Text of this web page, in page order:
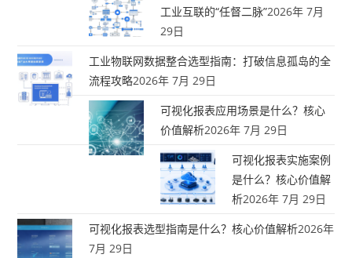
工业互联的“任督二脉”2026年 7月
29日
工业物联网数据整合选型指南：打破信息孤岛的全
流程攻略2026年 7月 29日
可视化报表应用场景是什么？核心
价值解析2026年 7月 29日
可视化报表实施案例
是什么？核心价值解
析2026年 7月 29日
可视化报表选型指南是什么？核心价值解析2026年
7月 29日